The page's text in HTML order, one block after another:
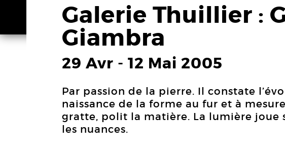
Galerie Thuillier :
Giambra
29 Avr - 12 Mai 2005
Par passion de la pierre. Il constate
naissance de la forme au fur et à
gratte, polit la matière. La lumière joue
les nuances.